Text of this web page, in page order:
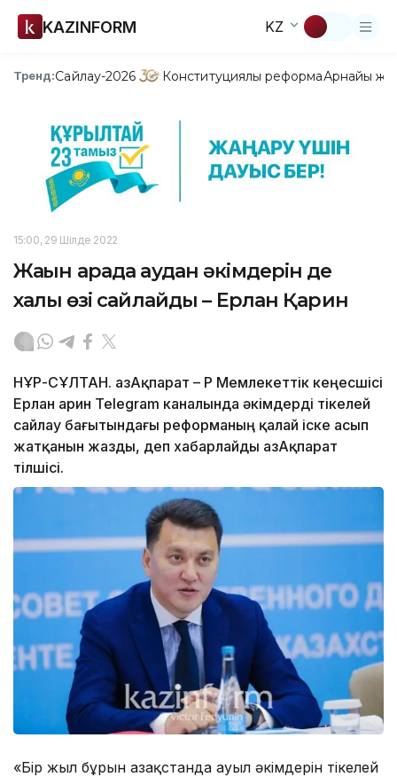
KAZINFORM KZ
Тренд:Сайлау-2026 Конституциялық реформаАрнайы
15:00, 29 Шілде 2022
Жақын арада аудан әкімдерін де
халық өзі сайлайды – Ерлан Қарин
НҰР-СҰЛТАН. ҚазАқпарат – ҚР Мемлекеттік кеңесшісі
Ерлан Қарин Telegram каналында әкімдерді тікелей
сайлау бағытындағы реформаның қалай іске асып
жатқанын жазды, деп хабарлайды ҚазАқпарат
тілшісі.
«Бір жыл бұрын Қазақстанда ауыл әкімдерін тікелей